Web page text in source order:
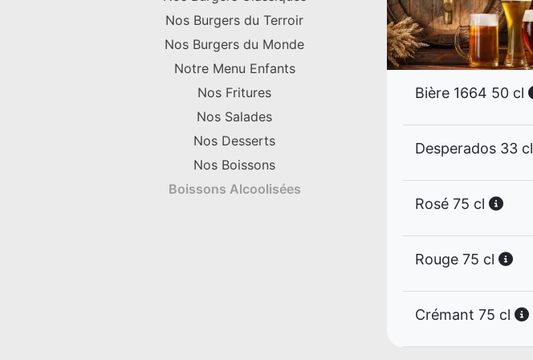
Nos Burgers du Terroir
Nos Burgers du Monde
Notre Menu Enfants
Nos Fritures
Nos Salades
Nos Desserts
Nos Boissons
Boissons Alcoolisées
Bière 1664 50 cl
Desperados 33 cl
Rosé 75 cl
Rouge 75 cl
Crémant 75 cl